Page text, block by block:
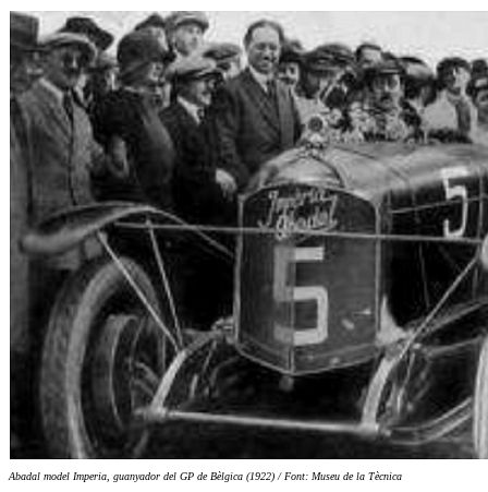
Abadal model Imperia, guanyador del GP de Bèlgica (1922) / Font: Museu de la Tècnica